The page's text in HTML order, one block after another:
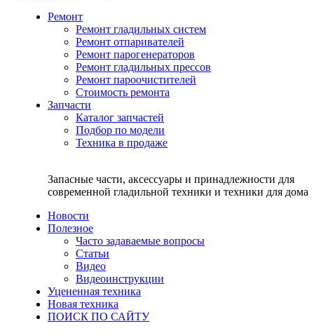
Ремонт
Ремонт гладильных систем
Ремонт отпаривателей
Ремонт парогенераторов
Ремонт гладильных прессов
Ремонт пароочистителей
Стоимость ремонта
Запчасти
Каталог запчастей
Подбор по модели
Техника в продаже
Запасные части, аксессуары и принадлежности для
современной гладильной техники и техники для дома
Новости
Полезное
Часто задаваемые вопросы
Статьи
Видео
Видеоинструкции
Уцененная техника
Новая техника
ПОИСК ПО САЙТУ